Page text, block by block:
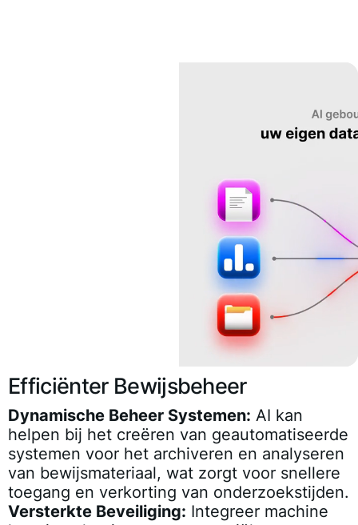
Efficiënter Bewijsbeheer
Dynamische Beheer Systemen: AI kan
helpen bij het creëren van geautomatiseerde
systemen voor het archiveren en analyseren
van bewijsmateriaal, wat zorgt voor snellere
toegang en verkorting van onderzoekstijden.
Versterkte Beveiliging: Integreer machine